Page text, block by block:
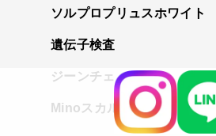
ソルプロプリュスホワイト
遺伝子検査
ジーンチェッカー
Minoスカルプチェック